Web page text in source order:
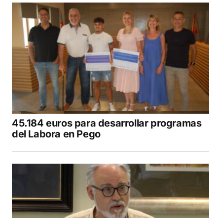
45.184 euros para desarrollar programas
del Labora en Pego